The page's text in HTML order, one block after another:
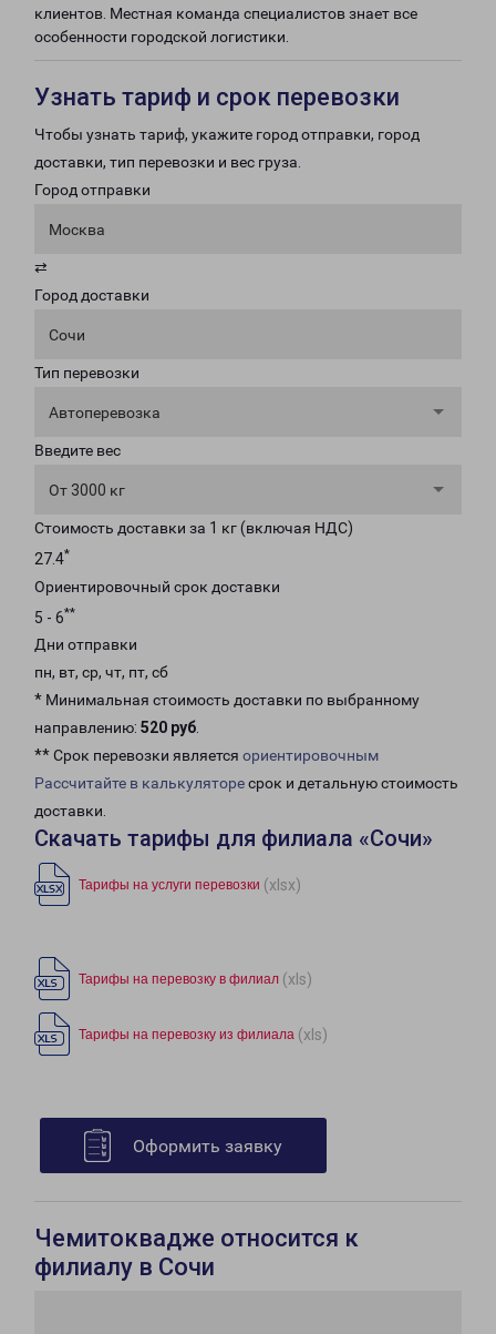
клиентов. Местная команда специалистов знает все
особенности городской логистики.
Узнать тариф и срок перевозки
Чтобы узнать тариф, укажите город отправки, город
доставки, тип перевозки и вес груза.
Город отправки
Москва
⇄
Город доставки
Сочи
Тип перевозки
Автоперевозка
Введите вес
От 3000 кг
Стоимость доставки за 1 кг (включая НДС)
27.4*
Ориентировочный срок доставки
5 - 6**
Дни отправки
пн, вт, ср, чт, пт, сб
* Минимальная стоимость доставки по выбранному
направлению: 520 руб.
** Срок перевозки является ориентировочным
Рассчитайте в калькуляторесрок и детальную стоимость
доставки.
Скачать тарифы для филиала «Сочи»
Тарифы на услуги перевозки (xlsx)
Тарифы на перевозку в филиал (xls)
Тарифы на перевозку из филиала (xls)
Оформить заявку
Чемитоквадже относится к
филиалу в Сочи